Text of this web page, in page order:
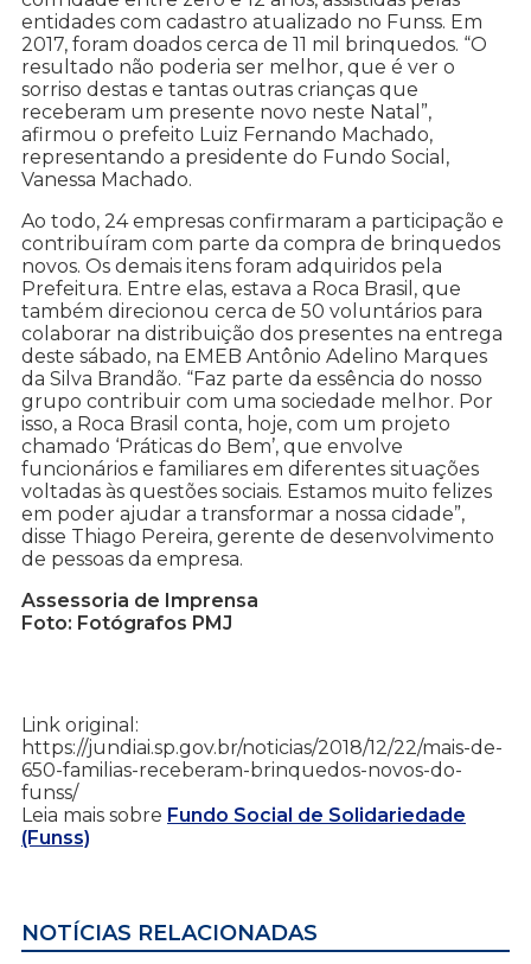
entidades com cadastro atualizado no Funss. Em
2017, foram doados cerca de 11 mil brinquedos. “O
resultado não poderia ser melhor, que é ver o
sorriso destas e tantas outras crianças que
receberam um presente novo neste Natal”,
afirmou o prefeito Luiz Fernando Machado,
representando a presidente do Fundo Social,
Vanessa Machado.
Ao todo, 24 empresas confirmaram a participação e
contribuíram com parte da compra de brinquedos
novos. Os demais itens foram adquiridos pela
Prefeitura. Entre elas, estava a Roca Brasil, que
também direcionou cerca de 50 voluntários para
colaborar na distribuição dos presentes na entrega
deste sábado, na EMEB Antônio Adelino Marques
da Silva Brandão. “Faz parte da essência do nosso
grupo contribuir com uma sociedade melhor. Por
isso, a Roca Brasil conta, hoje, com um projeto
chamado ‘Práticas do Bem’, que envolve
funcionários e familiares em diferentes situações
voltadas às questões sociais. Estamos muito felizes
em poder ajudar a transformar a nossa cidade”,
disse Thiago Pereira, gerente de desenvolvimento
de pessoas da empresa.
Assessoria de Imprensa
Foto: Fotógrafos PMJ
Link original:
https://jundiai.sp.gov.br/noticias/2018/12/22/mais-de-
650-familias-receberam-brinquedos-novos-do-
funss/
Leia mais sobre Fundo Social de Solidariedade
(Funss)
NOTÍCIAS RELACIONADAS